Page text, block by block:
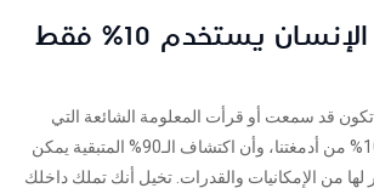
ما حقيقة أن الإنسان يستخدم 10% فقط
قد سمعت أو قرأت المعلومة الشائعة التي
تقول أننا نستغل فقط 10% من أدمغتنا، وأن اكتشاف الـ90% المتبقية يمكن
لها من الإمكانيات والقدرات. تخيل أنك تملك داخلك